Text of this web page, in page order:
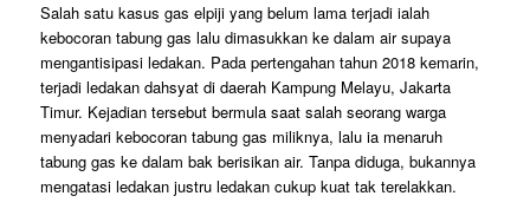
Salah satu kasus gas elpiji yang belum lama terjadi ialah
kebocoran tabung gas lalu dimasukkan ke dalam air supaya
mengantisipasi ledakan. Pada pertengahan tahun 2018 kemarin,
terjadi ledakan dahsyat di daerah Kampung Melayu, Jakarta
Timur. Kejadian tersebut bermula saat salah seorang warga
menyadari kebocoran tabung gas miliknya, lalu ia menaruh
tabung gas ke dalam bak berisikan air. Tanpa diduga, bukannya
mengatasi ledakan justru ledakan cukup kuat tak terelakkan.